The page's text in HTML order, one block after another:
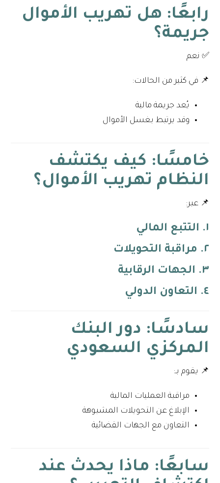
رابعًا: هل تهريب الأموال
جريمة؟
✅ نعم
📌 في كثير من الحالات:
يُعد جريمة مالية
وقد يرتبط بغسل الأموال
خامسًا: كيف يكتشف
النظام تهريب الأموال؟
📌 عبر:
١. التتبع المالي
٢. مراقبة التحويلات
٣. الجهات الرقابية
٤. التعاون الدولي
سادسًا: دور البنك
المركزي السعودي
📌 يقوم بـ:
مراقبة العمليات المالية
الإبلاغ عن التحويلات المشبوهة
التعاون مع الجهات القضائية
سابعًا: ماذا يحدث عند